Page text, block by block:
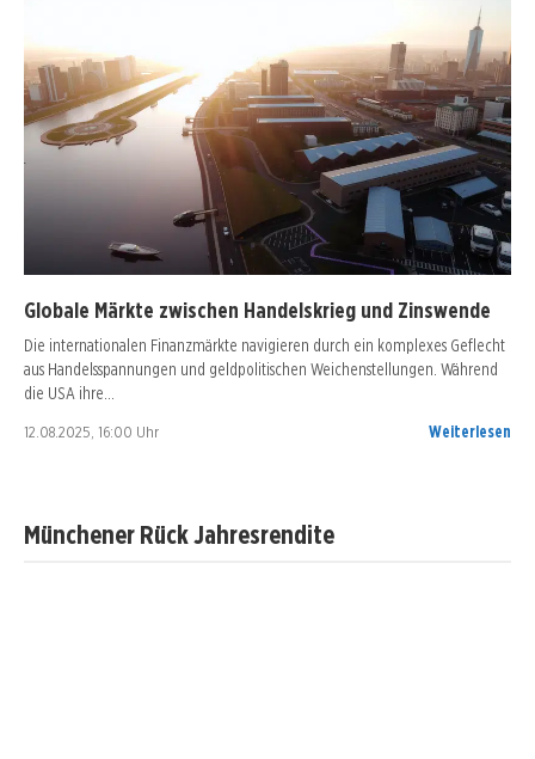
Globale Märkte zwischen Handelskrieg und Zinswende
Die internationalen Finanzmärkte navigieren durch ein komplexes Geflecht
aus Handelsspannungen und geldpolitischen Weichenstellungen. Während
die USA ihre…
12.08.2025, 16:00 Uhr Weiterlesen
Münchener Rück Jahresrendite